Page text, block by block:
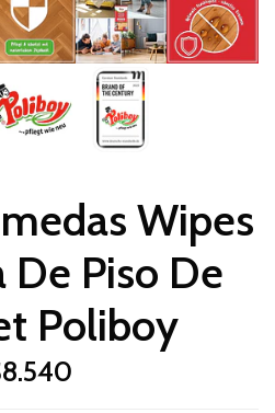
Wipes
De Piso De
Poliboy